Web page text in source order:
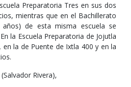
Preparatoria Tres en sus dos
mientras que en el Bachillerato
de esta misma escuela se
la Escuela Preparatoria de Jojutla
en la de Puente de Ixtla 400 y en la
(Salvador Rivera),